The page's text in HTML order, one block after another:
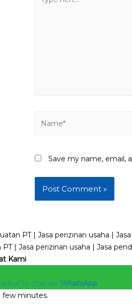
here..
Save my name, email,
PT | Jasa perizinan usaha |
| Jasa perizinan usaha | Jasa
Kami
to chat on WhatsApp
few minutes.